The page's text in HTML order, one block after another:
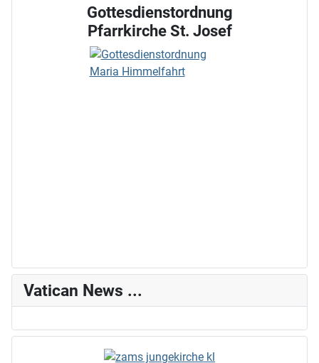
Gottesdienstordnung
Pfarrkirche St. Josef
Vatican News ...